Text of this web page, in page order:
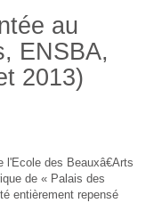
au
ENSBA,
2013)
des Beauxâ€Arts
de « Palais des
entièrement repensé